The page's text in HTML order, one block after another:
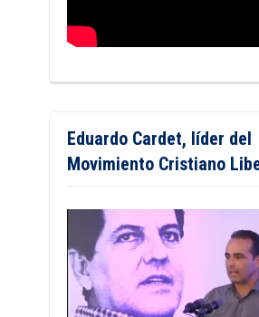
Eduardo Cardet, líder del
Movimiento Cristiano